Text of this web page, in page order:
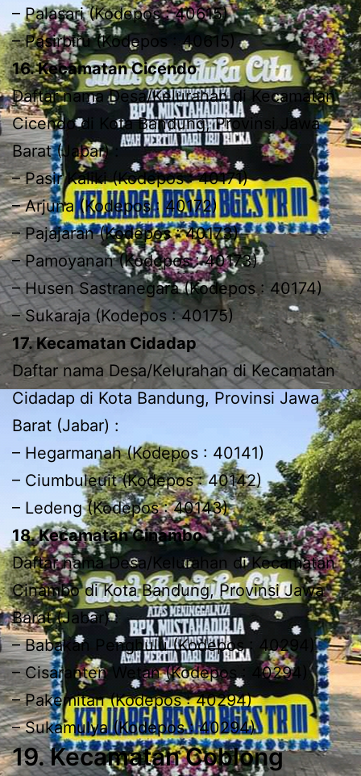
– Palasari (Kodepos : 40615)
– Pasirbiru (Kodepos : 40615)
16. Kecamatan Cicendo
Daftar nama Desa/Kelurahan di Kecamatan
Cicendo di Kota Bandung, Provinsi Jawa
Barat (Jabar) :
– Pasir Kaliki (Kodepos : 40171)
– Arjuna (Kodepos : 40172)
– Pajajaran (Kodepos : 40173)
– Pamoyanan (Kodepos : 40173)
– Husen Sastranegara (Kodepos : 40174)
– Sukaraja (Kodepos : 40175)
17. Kecamatan Cidadap
Daftar nama Desa/Kelurahan di Kecamatan
Cidadap di Kota Bandung, Provinsi Jawa
Barat (Jabar) :
– Hegarmanah (Kodepos : 40141)
– Ciumbuleuit (Kodepos : 40142)
– Ledeng (Kodepos : 40143)
18. Kecamatan Cinambo
Daftar nama Desa/Kelurahan di Kecamatan
Cinambo di Kota Bandung, Provinsi Jawa
Barat (Jabar) :
– Babakan Penghulu (Kodepos : 40294)
– Cisaranten Wetan (Kodepos : 40294)
– Pakemitan (Kodepos : 40294)
– Sukamulya (Kodepos : 40294)
19. Kecamatan Coblong